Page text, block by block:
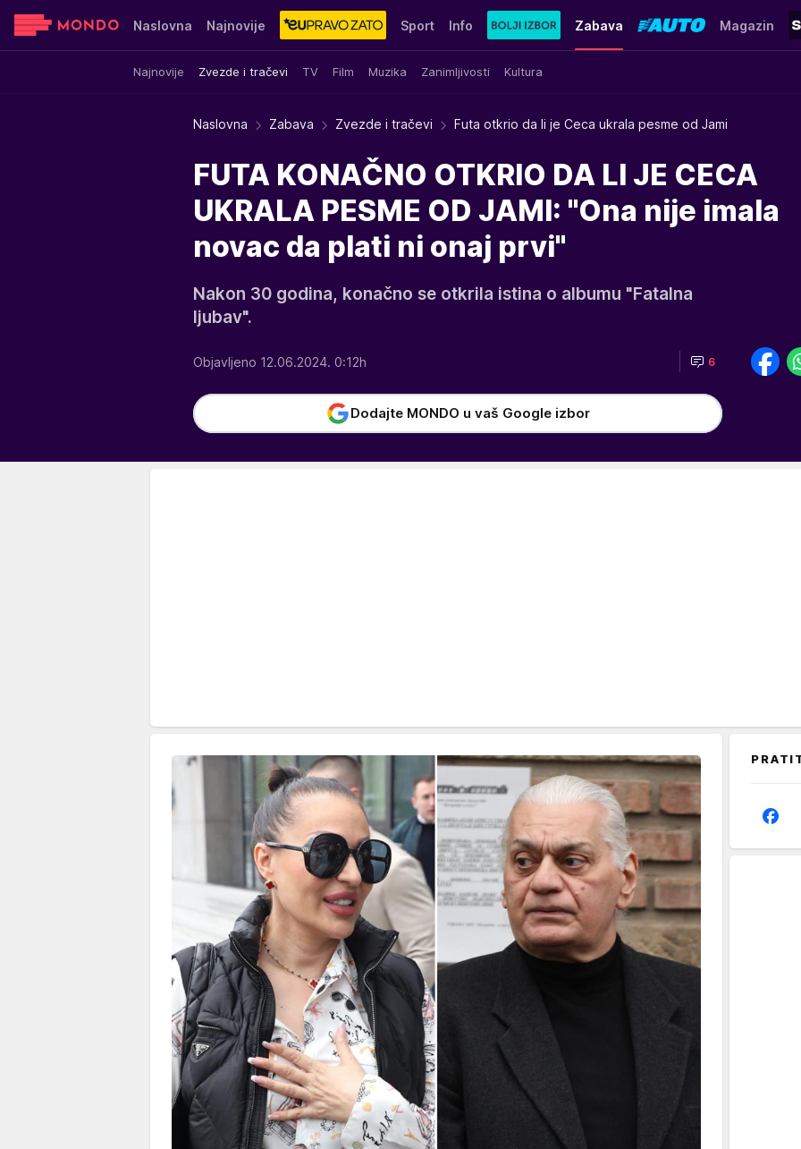
Naslovna Najnovije Sport Info Zabava
Najnovije Zvezde i tračevi TV Film Muzika Zanimljivosti Kultura
Magazin
Sensa Stvar ukusa Yumama
Naslovna Zabava Zvezde i tračevi Futa otkrio da li je Ceca ukrala pesme od Jami
FUTA KONAČNO OTKRIO DA LI JE CECA
UKRALA PESME OD JAMI: "Ona nije imala
novac da plati ni onaj prvi"
Nakon 30 godina, konačno se otkrila istina o albumu "Fatalna
ljubav".
Objavljeno 12.06.2024. 0:12h 6
Dodajte MONDO u vaš Google izbor